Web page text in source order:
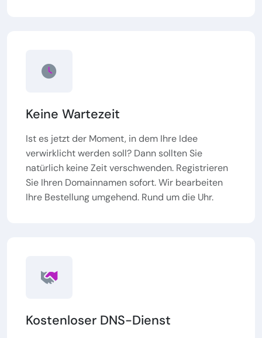
Keine Wartezeit
Ist es jetzt der Moment, in dem Ihre Idee
verwirklicht werden soll? Dann sollten Sie
natürlich keine Zeit verschwenden. Registrieren
Sie Ihren Domainnamen sofort. Wir bearbeiten
Ihre Bestellung umgehend. Rund um die Uhr.
Kostenloser DNS-Dienst